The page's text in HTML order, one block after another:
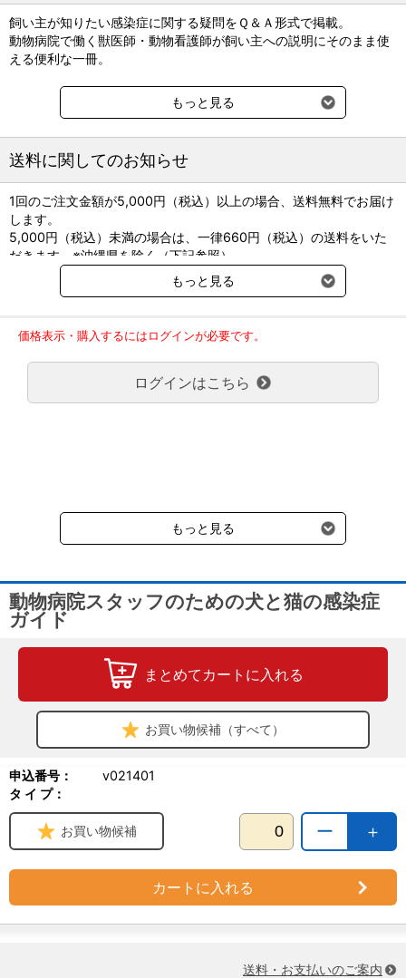
飼い主が知りたい感染症に関する疑問をＱ＆Ａ形式で掲載。
動物病院で働く獣医師・動物看護師が飼い主への説明にそのまま使
える便利な一冊。
[本書のポイント]
・ひとつの感染症については２～４ページでコンパクトに解説。飼
・感染経路や生活環などもイラストで丁寧に説明していてわかりや
すい。
・人と動物の共通感染症では、人の症状や予防法も解説。
・重症熱性血小板減少症候群（SFTS）など、最新情報が満載。
・姉妹本『臨床獣医師のための犬と猫の感染症診療』で詳細な解説
をしている箇所を明記。あわせて読むと理解が深まる！
A４判 168頁 オールカラー
もっと見る
送料に関してのお知らせ
1回のご注文金額が5,000円（税込）以上の場合、送料無料でお届け
します。
5,000円（税込）未満の場合は、一律660円（税込）の送料をいた
だきます。※沖縄県を除く（下記参照）
※2017年11月14日（火）より沖縄県へのお届けにつきましては、1
回のご注文金額（税込）が、30,000円以上で配送無料となります。
ご了承のほどよろしくお願い致します。
弊社都合でお届けが２回以上に分かれる場合の送料負担は、１回分
のみで新たな送料は発生しません。
大型商品送料が必要な商品をご注文の場合は、大型商品送料のみご
負担頂きます。
受けます。
もっと見る
価格表示・購入するにはログインが必要です。
ログインはこちら
もっと見る
動物病院スタッフのための犬と猫の感染症
ガイド
まとめてカートに入れる
お買い物候補（すべて）
申込番号：
v021401
タ イ プ：
＋
ー
お買い物候補
カートに入れる
送料・お支払いのご案内